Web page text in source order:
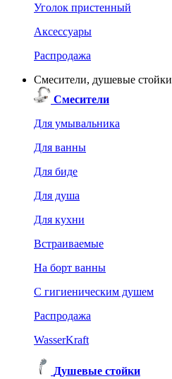
Уголок пристенный
Аксессуары
Распродажа
Смесители, душевые стойки
Смесители
Для умывальника
Для ванны
Для биде
Для душа
Для кухни
Встраиваемые
На борт ванны
C гигиеническим душем
Распродажа
WasserKraft
Душевые стойки